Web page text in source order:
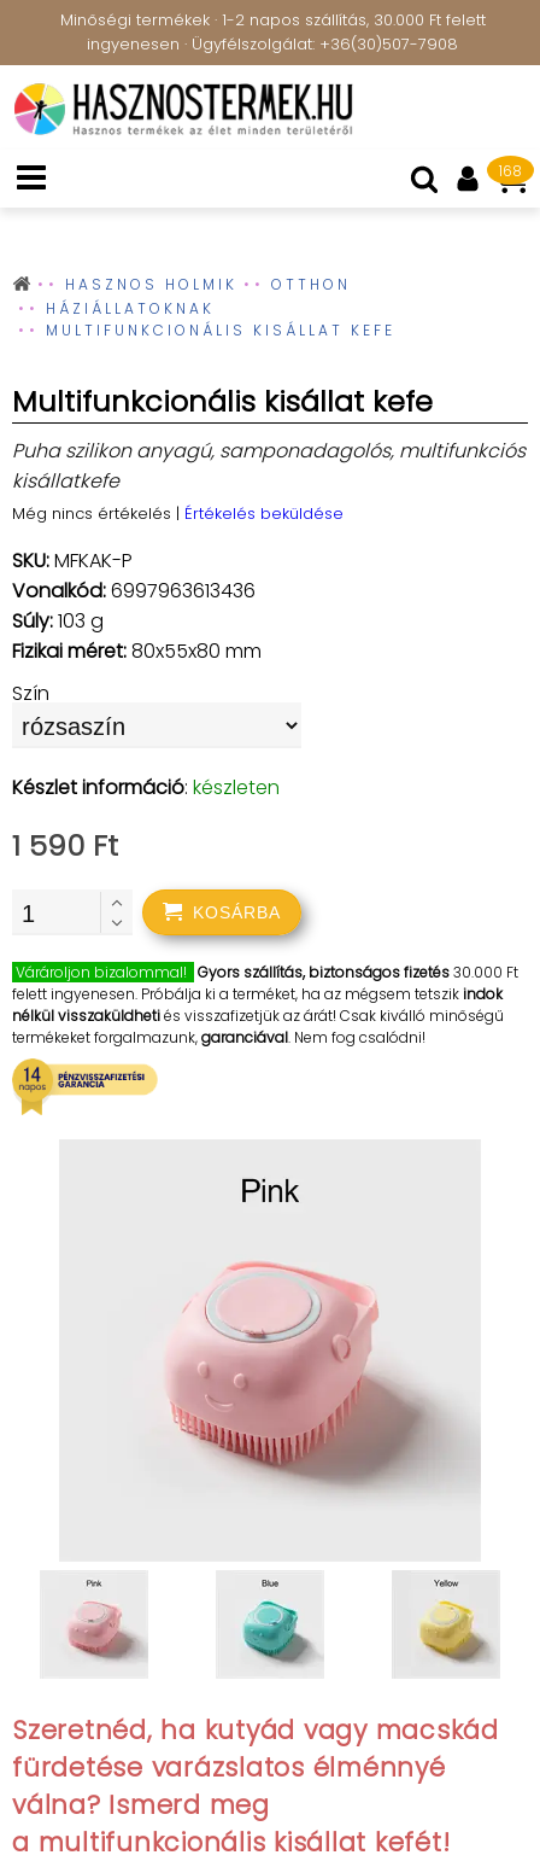
Minőségi termékek · 1-2 napos szállítás, 30.000 Ft felett
ingyenesen · Ügyfélszolgálat: +36(30)507-7908
168
HASZNOS HOLMIK
OTTHON
HÁZIÁLLATOKNAK
MULTIFUNKCIONÁLIS KISÁLLAT KEFE
Multifunkcionális kisállat kefe
Puha szilikon anyagú, samponadagolós, multifunkciós
kisállatkefe
Még nincs értékelés | Értékelés beküldése
SKU:MFKAK-P
Vonalkód:6997963613436
Súly:103 g
Fizikai méret:80x55x80 mm
Szín
Készlet információ: készleten
1 590 Ft
KOSÁRBA
Várároljon bizalommal! Gyors szállítás, biztonságos fizetés30.000 Ft
felett ingyenesen. Próbálja ki a terméket, ha az mégsem tetszikindok
nélkül visszaküldhetiés visszafizetjük az árát! Csak kiválló minőségű
termékeket forgalmazunk,garanciával. Nem fog csalódni!
Szeretnéd, ha kutyád vagy macskád
fürdetése varázslatos élménnyé
válna? Ismerd meg
a multifunkcionális kisállat kefét!